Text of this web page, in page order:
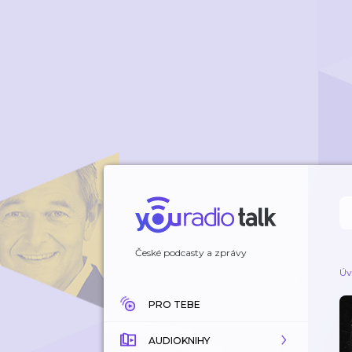
České podcasty a zprávy
PRO TEBE
AUDIOKNIHY